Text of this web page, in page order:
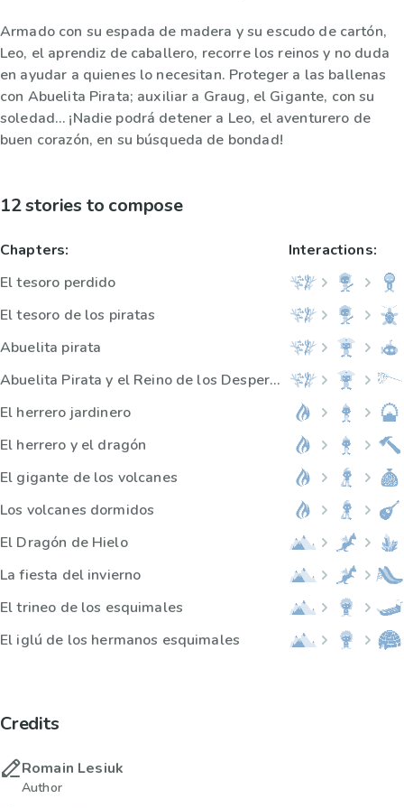
Armado con su espada de madera y su escudo de cartón,
Leo, el aprendiz de caballero, recorre los reinos y no duda
en ayudar a quienes lo necesitan. Proteger a las ballenas
con Abuelita Pirata; auxiliar a Graug, el Gigante, con su
soledad… ¡Nadie podrá detener a Leo, el aventurero de
buen corazón, en su búsqueda de bondad!
12 stories to compose
Chapters:
El tesoro perdido
El tesoro de los piratas
Abuelita pirata
Abuelita Pirata y el Reino de los Desperdicios
El herrero jardinero
El herrero y el dragón
El gigante de los volcanes
Los volcanes dormidos
El Dragón de Hielo
La fiesta del invierno
El trineo de los esquimales
El iglú de los hermanos esquimales
Interactions:
Credits
Romain Lesiuk
Author